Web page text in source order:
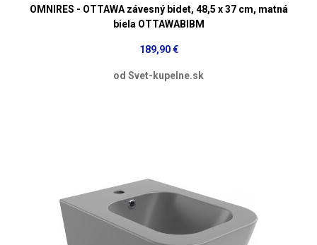
OMNIRES - OTTAWA závesný bidet, 48,5 x 37 cm, matná
biela OTTAWABIBM
189,90 €
od Svet-kupelne.sk